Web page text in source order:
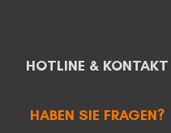
HOTLINE & KONTAKT
HABEN SIE FRAGEN?